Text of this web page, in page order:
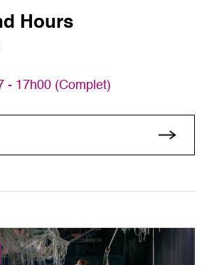
Hours
- 17h00 (Complet)